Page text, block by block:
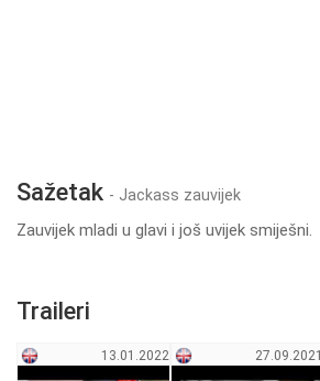
Sažetak - Jackass zauvijek
Zauvijek mladi u glavi i još uvijek smiješni.
Traileri
13.01.2022 27.09.2021